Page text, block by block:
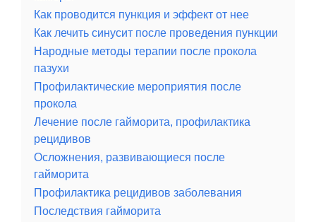
Как проводится пункция и эффект от нее
Как лечить синусит после проведения пункции
Народные методы терапии после прокола
пазухи
Профилактические мероприятия после
прокола
Лечение после гайморита, профилактика
рецидивов
Осложнения, развивающиеся после
гайморита
Профилактика рецидивов заболевания
Последствия гайморита